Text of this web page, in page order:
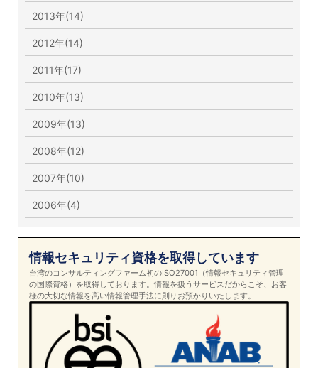
2013年(14)
2012年(14)
2011年(17)
2010年(13)
2009年(13)
2008年(12)
2007年(10)
2006年(4)
情報セキュリティ資格を取得しています
台湾のコンサルティングファーム初のISO27001（情報セキュリティ管理
の国際資格）を取得しております。情報を扱うサービスだからこそ、お客
様の大切な情報を高い情報管理手法に則りお預かりいたします。